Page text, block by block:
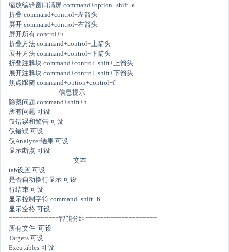
缩放编辑窗口满屏 command+option+shift+e
折叠 command+control+左箭头
屏开 command+control+右箭头
屏开所有 control+u
折叠方法 command+control+上箭头
展开方法 command+control+下箭头
折叠注释块 command+control+shift+上箭头
展开注释块 command+control+shift+下箭头
焦点跟随 command+option+control+f
==============信息提示====================
隐藏问题 command+shift+h
所有问题 可设
仅错误和警告 可设
仅错误 可设
仅Analyzer结果 可设
显示断点 可设
==================文本====================
tab设置 可设
是否自动换行显示 可设
行结束 可设
显示控制字符 command+shift+6
显示空格 可设
==============智能分组====================
所有文件 可设
Targets 可设
Exeutables 可设